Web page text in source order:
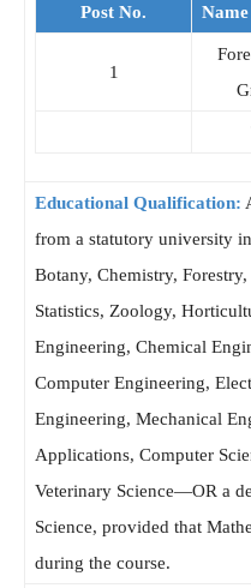
Post No.
1
Educational Qualification:
from a statutory university
Botany, Chemistry,
Statistics, Zoology,
Engineering, Chemical
Computer Engineering,
Engineering, Mechanical
Applications, Computer
Veterinary Science—OR a
Science, provided that
during the course.